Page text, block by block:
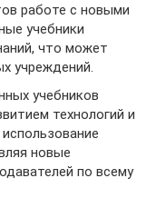
работе с новыми
учебники
что может
учреждений.
учебников
технологий и
новые
по всему